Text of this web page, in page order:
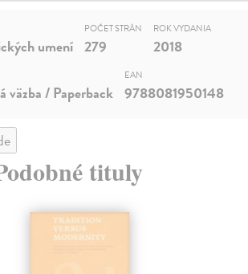
umení
POČET STRÁN
279
ROK VYDANIA
2018
väzba / Paperback
EAN
9788081950148
tituly